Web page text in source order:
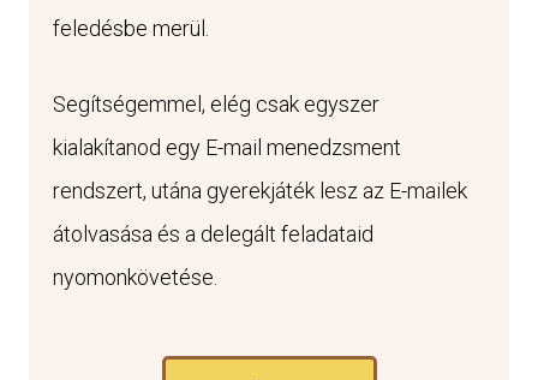
feledésbe merül.
Segítségemmel, elég csak egyszer
kialakítanod egy E-mail menedzsment
rendszert, utána gyerekjáték lesz az E-mailek
átolvasása és a delegált feladataid
nyomonkövetése.